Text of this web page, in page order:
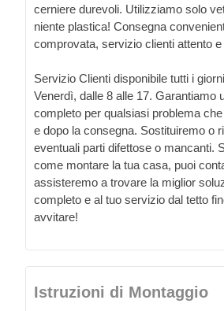
cerniere durevoli. Utilizziamo solo
niente plastica! Consegna
comprovata, servizio clienti attento e
Servizio Clienti disponibile tutti i
Venerdì, dalle 8 alle 17. Garantiamo
completo per qualsiasi problema
e dopo la consegna. Sostituiremo o
eventuali parti difettose o mancanti.
come montare la tua casa, puoi
assisteremo a trovare la miglior
completo e al tuo servizio dal tetto
avvitare!
Istruzioni di Montaggio